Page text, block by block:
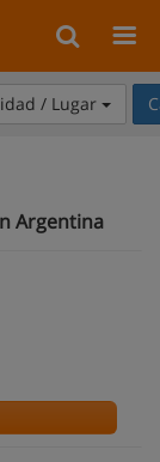
/ Lugar
Argentina